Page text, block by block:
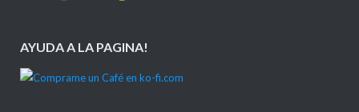
AYUDA A LA PAGINA!